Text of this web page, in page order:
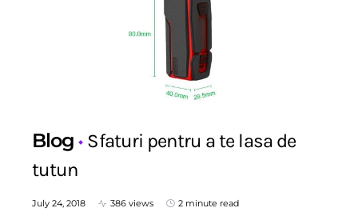
Blog
Sfaturi pentru a te lasa de
tutun
July 24, 2018 386 views 2 minute read